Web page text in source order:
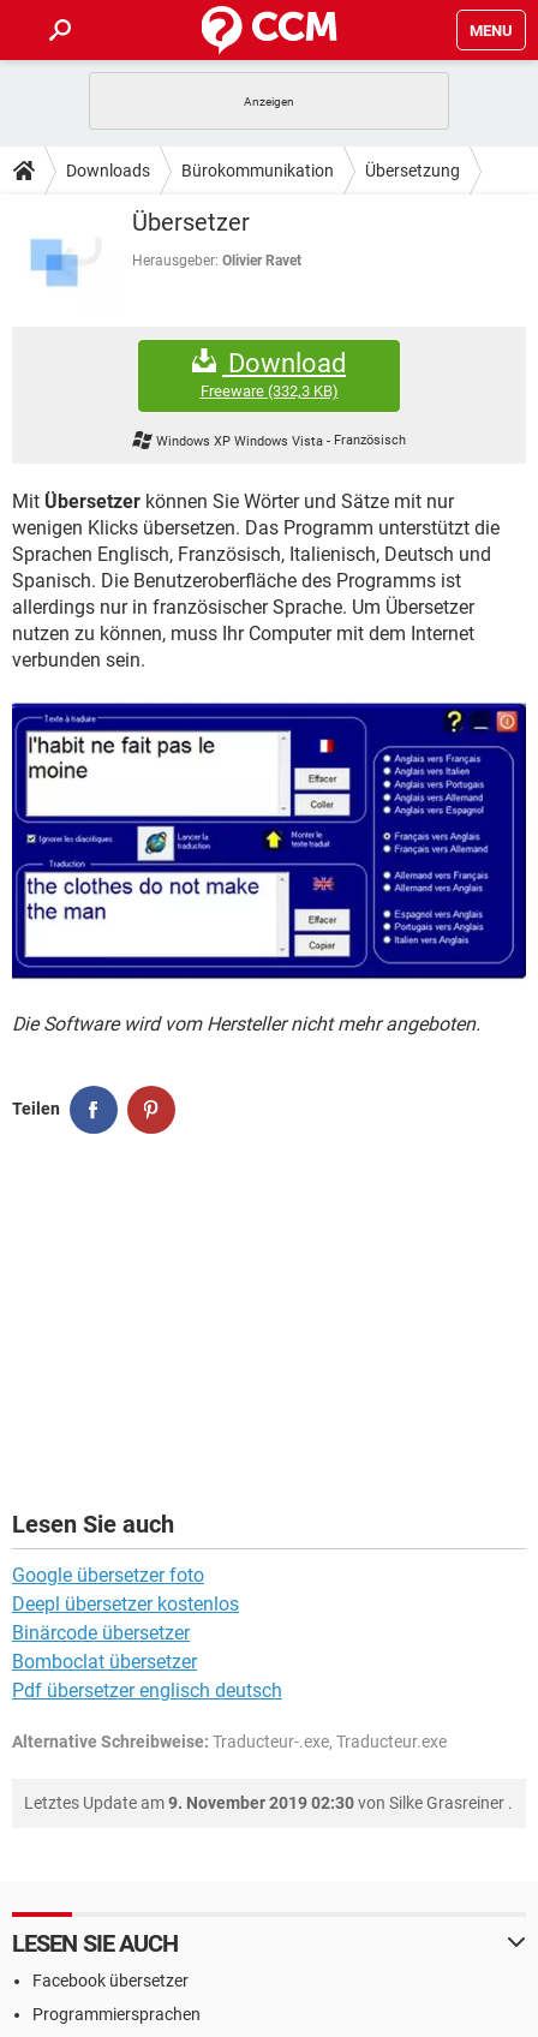
MENU
ANDROID IOS
WHATSAPP TIKTOK
TIPPS & TRICKS
SPIELE STREAMING
ANDROID
HARDWARE
SPIELE STREAMING
INSTAGRAM
TIKTOK
FORUM
IOS
INSTAGRAM
TIKTOK
STREAMING
WHATSAPP TIKTOK
FACEBOOK HARDWARE
Downloads Bürokommunikation Übersetzung
Übersetzer
Herausgeber: Olivier Ravet
Download
Freeware(332,3 KB)
Windows XP Windows Vista- Französisch
Mit Übersetzer können Sie Wörter und Sätze mit nur
wenigen Klicks übersetzen. Das Programm unterstützt die
Sprachen Englisch, Französisch, Italienisch, Deutsch und
Spanisch. Die Benutzeroberfläche des Programms ist
allerdings nur in französischer Sprache. Um Übersetzer
nutzen zu können, muss Ihr Computer mit dem Internet
verbunden sein.
Die Software wird vom Hersteller nicht mehr angeboten.
Teilen
Lesen Sie auch
Google übersetzer foto
Deepl übersetzer kostenlos
Binärcode übersetzer
Bomboclat übersetzer
Pdf übersetzer englisch deutsch
Alternative Schreibweise: Traducteur-.exe, Traducteur.exe
Letztes Update am9. November 2019 02:30von Silke Grasreiner .
LESEN SIE AUCH
Facebook übersetzer
Programmiersprachen